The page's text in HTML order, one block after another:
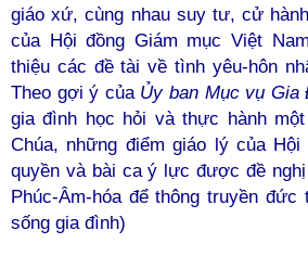
giáo xứ, cùng nhau suy tư, cử
của Hội đồng Giám mục Việt
thiệu các đề tài về tình yêu-hôn
Theo gợi ý của Ủy ban Mục vụ Gia
gia đình học hỏi và thực hành
Chúa, những điểm giáo lý của Hội
quyền và bài ca ý lực được đề
Phúc-Âm-hóa để thông truyền đức
sống gia đình)